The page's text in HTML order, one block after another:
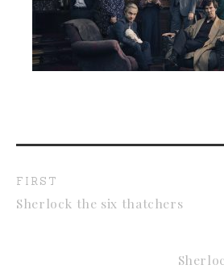
FIRST
Sherlock the six thatchers